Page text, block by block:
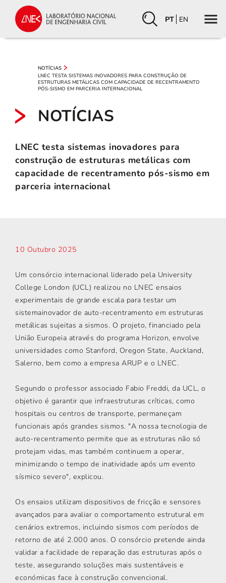
PT EN
NOTÍCIAS
LNEC TESTA SISTEMAS INOVADORES PARA CONSTRUÇÃO DE
ESTRUTURAS METÁLICAS COM CAPACIDADE DE RECENTRAMENTO
PÓS-SISMO EM PARCERIA INTERNACIONAL
NOTÍCIAS
LNEC testa sistemas inovadores para
construção de estruturas metálicas com
capacidade de recentramento pós-sismo em
parceria internacional
10 Outubro 2025
Um consórcio internacional liderado pela University
College London (UCL) realizou no LNEC ensaios
experimentais de grande escala para testar um
sistemainovador de auto-recentramento em estruturas
metálicas sujeitas a sismos. O projeto, financiado pela
União Europeia através do programa Horizon, envolve
universidades como Stanford, Oregon State, Auckland,
Salerno, bem como a empresa ARUP e o LNEC.
Segundo o professor associado Fabio Freddi, da UCL, o
objetivo é garantir que infraestruturas críticas, como
hospitais ou centros de transporte, permaneçam
funcionais após grandes sismos. "A nossa tecnologia de
auto-recentramento permite que as estruturas não só
protejam vidas, mas também continuem a operar,
minimizando o tempo de inatividade após um evento
sísmico severo", explicou.
Os ensaios utilizam dispositivos de fricção e sensores
avançados para avaliar o comportamento estrutural em
cenários extremos, incluindo sismos com períodos de
retorno de até 2.000 anos. O consórcio pretende ainda
validar a facilidade de reparação das estruturas após o
teste, assegurando soluções mais sustentáveis e
económicas face à construção convencional.